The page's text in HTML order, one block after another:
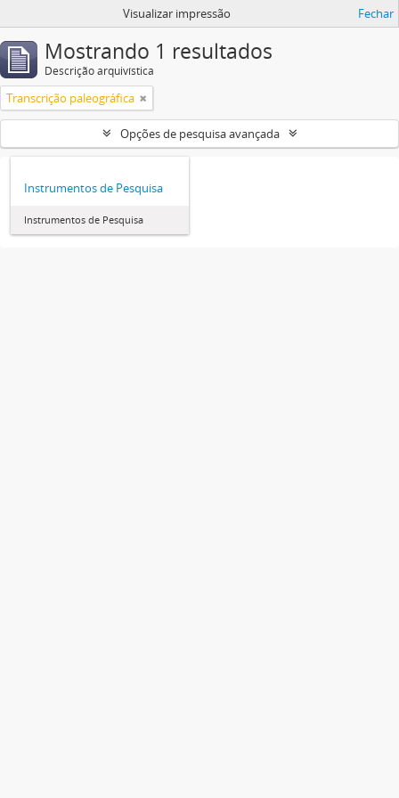
Visualizar impressão Fechar
Mostrando 1 resultados
Descrição arquivística
Transcrição paleográfica
Opções de pesquisa avançada
Instrumentos de Pesquisa
Instrumentos de Pesquisa